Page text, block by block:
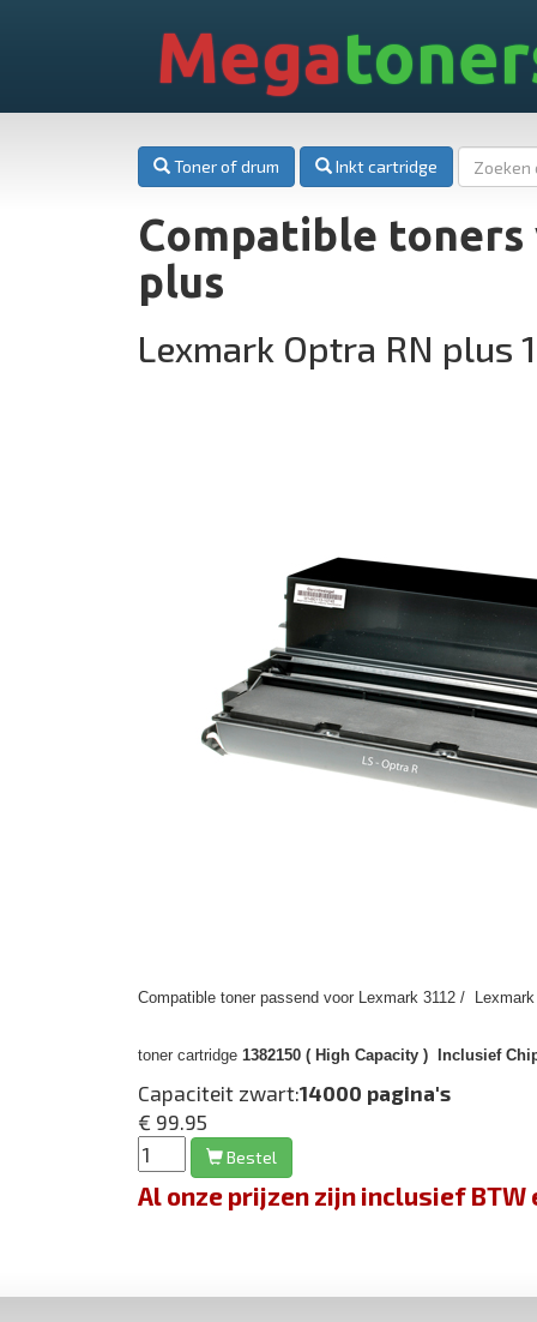
Mega
Toner of drum Inkt cartridge
Compatible
plus
Lexmark Optra RN plus
Compatible toner passend voor Lexmark 3112 /
toner cartridge 1382150 ( High Capacity ) Inclusief
Capaciteit zwart:14000 pagina's
€ 99.95
Bestel
Al onze prijzen zijn inclusief